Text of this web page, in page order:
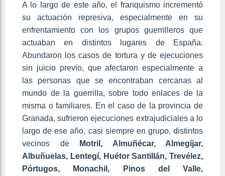
A lo largo de este año, el franquismo incrementó
su actuación represiva, especialmente en su
enfrentamiento con los grupos guerrilleros que
actuaban en distintos lugares de España.
Abundaron los casos de tortura y de ejecuciones
sin juicio previo, que afectaron especialmente a
las personas que se encontraban cercanas al
mundo de la guerrilla, sobre todo enlaces de la
misma o familiares. En el caso de la provincia de
Granada, sufrieron ejecuciones extrajudiciales a lo
largo de ese año, casi siempre en grupo, distintos
vecinos de
Motril, Almuñécar, Almegíjar,
Albuñuelas, Lentegí, Huétor Santillán, Trevélez,
Pórtugos, Monachil, Pinos del Valle,